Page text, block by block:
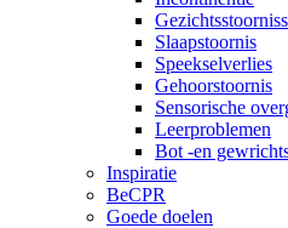
Slaapstoornis
Speekselverlies
Gehoorstoornis
Sensorische
Leerproblemen
Bot -en
Inspiratie
BeCPR
Goede doelen